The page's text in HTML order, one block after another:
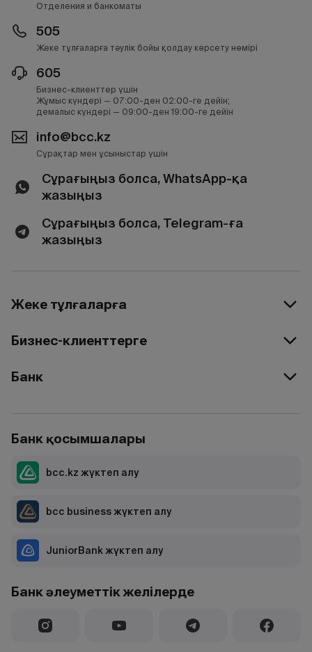
Отделения и банкоматы
505
Жеке тұлғаларға тәулік бойы қолдау көрсету нөмірі
605
Бизнес-клиенттер үшін
Жұмыс күндері — 07:00-ден 02:00-ге дейін;
демалыс күндері — 09:00-ден 19:00-ге дейін
info@bcc.kz
Сұрақтар мен ұсыныстар үшін
Сұрағыңыз болса, WhatsApp-қа
жазыңыз
Сұрағыңыз болса, Telegram-ға
жазыңыз
Жеке тұлғаларға
Бизнес-клиенттерге
Банк
Банк әлеуметтік желілерде
Банк қосымшалары
bcc.kz жүктеп алу
bcc business жүктеп алу
JuniorBank жүктеп алу